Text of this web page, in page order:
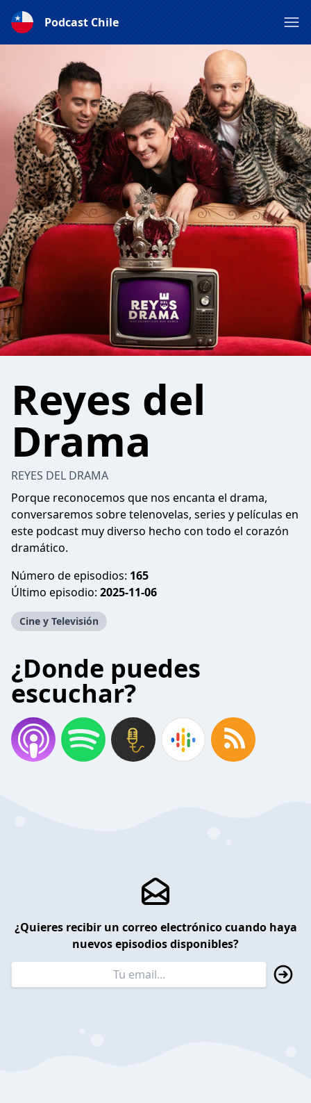
Podcast Chile
Reyes del
Drama
REYES DEL DRAMA
Porque reconocemos que nos encanta el drama,
conversaremos sobre telenovelas, series y películas en
este podcast muy diverso hecho con todo el corazón
dramático.
Número de episodios: 165
Último episodio: 2025-11-06
Cine y Televisión
¿Donde puedes
escuchar?
¿Quieres recibir un correo electrónico cuando haya
nuevos episodios disponibles?